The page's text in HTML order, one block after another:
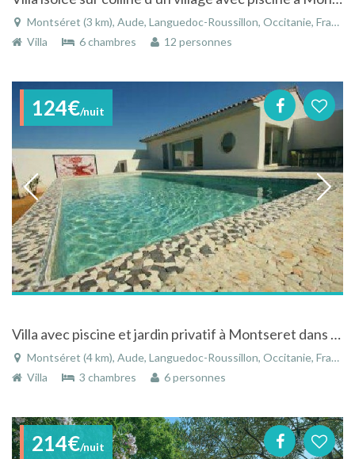
Montséret (3 km), Aude, Languedoc-Roussillon, Occitanie, France
Villa
6 chambres 12 personnes
124€/nuit
Villa avec piscine et jardin privatif à Montseret dans l'Aude/Languedoc-Roussillon
Montséret (4 km), Aude, Languedoc-Roussillon, Occitanie, France
Villa
3 chambres 6 personnes
214€/nuit